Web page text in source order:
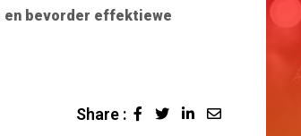
en bevorder effektiewe
Share :